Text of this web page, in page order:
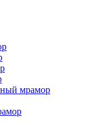
мрамор